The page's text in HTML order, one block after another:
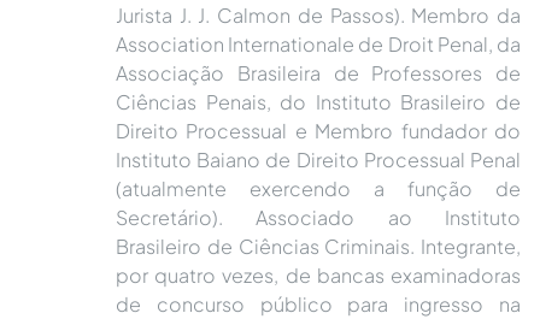
Jurista J. J. Calmon de Passos). Membro da
Association Internationale de Droit Penal, da
Associação Brasileira de Professores de
Ciências Penais, do Instituto Brasileiro de
Direito Processual e Membro fundador do
Instituto Baiano de Direito Processual Penal
(atualmente exercendo a função de
Secretário). Associado ao Instituto
Brasileiro de Ciências Criminais. Integrante,
por quatro vezes, de bancas examinadoras
de concurso público para ingresso na